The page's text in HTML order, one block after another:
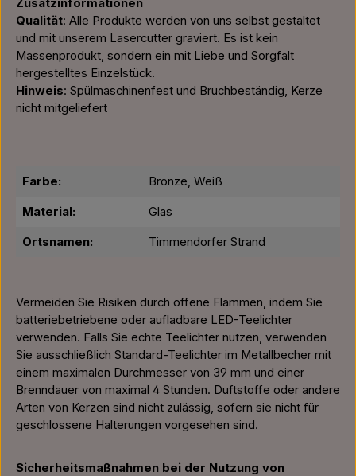
Zusatzinformationen
Qualität: Alle Produkte werden von uns selbst gestaltet
und mit unserem Lasercutter graviert. Es ist kein
Massenprodukt, sondern ein mit Liebe und Sorgfalt
hergestelltes Einzelstück.
Hinweis: Spülmaschinenfest und Bruchbeständig, Kerze
nicht mitgeliefert
Farbe: Bronze, Weiß
Material: Glas
Ortsnamen: Timmendorfer Strand
Vermeiden Sie Risiken durch offene Flammen, indem Sie
batteriebetriebene oder aufladbare LED-Teelichter
verwenden. Falls Sie echte Teelichter nutzen, verwenden
Sie ausschließlich Standard-Teelichter im Metallbecher mit
einem maximalen Durchmesser von 39 mm und einer
Brenndauer von maximal 4 Stunden. Duftstoffe oder andere
Arten von Kerzen sind nicht zulässig, sofern sie nicht für
geschlossene Halterungen vorgesehen sind.
Sicherheitsmaßnahmen bei der Nutzung von